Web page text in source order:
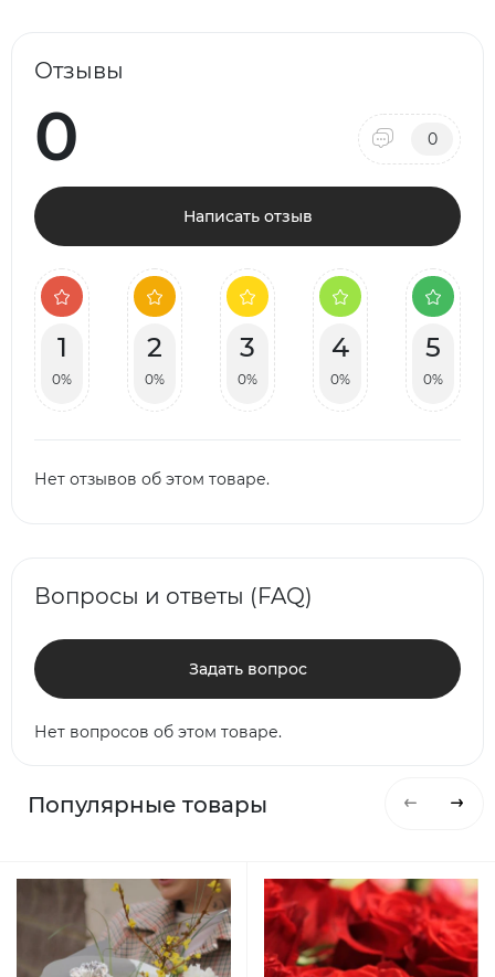
Отзывы
0 0
Написать отзыв
1
0%
2
0%
3
0%
4
0%
5
0%
Нет отзывов об этом товаре.
Вопросы и ответы (FAQ)
Задать вопрос
Нет вопросов об этом товаре.
Популярные товары